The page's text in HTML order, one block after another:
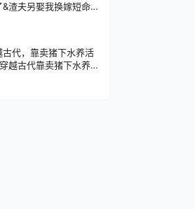
&渣夫另娶我换嫁短命
宠了（77集）AI短剧》
集免费在线看
古代，靠卖猪下水养活
越古代靠卖猪下水养
（88集）杨霖＆牛欣欣
睿＆徐大宁》短剧全集